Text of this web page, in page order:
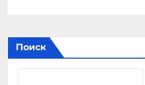
Поиск